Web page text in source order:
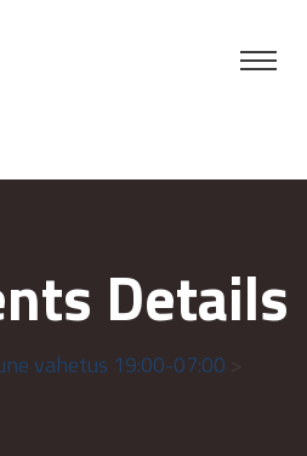
Details
vahetus 19:00-07:00